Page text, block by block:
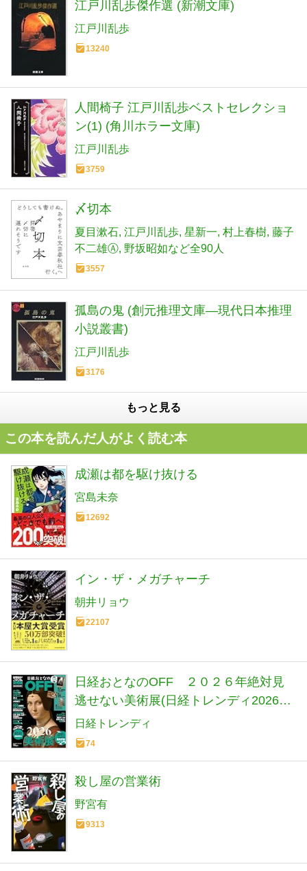
江戸川乱歩傑作選 (新潮文庫)
江戸川乱歩
13240
人間椅子 江戸川乱歩ベストセレクショ
ン(1) (角川ホラー文庫)
江戸川乱歩
3759
〆切本
夏目漱石 江戸川乱歩 星新一 村上春樹 藤子
不二雄Ⓐ 野坂昭如など全90人
3557
孤島の鬼 (創元推理文庫―現代日本推理
小説叢書)
江戸川乱歩
3176
もっと見る
この本を読んだ人がよく読む本
成瀬は都を駆け抜ける
宮島未奈
12692
イン・ザ・メガチャーチ
朝井リョウ
22107
日経おとなのOFF ２０２６年絶対見
逃せない美術展(日経トレンディ2026年
2月号増刊）
日経トレンディ
74
殺し屋の営業術
野宮有
9313